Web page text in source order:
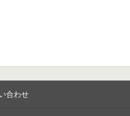
合わせ